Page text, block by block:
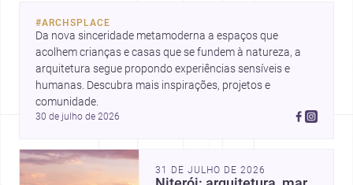
#ARCHSPLACE
Da nova sinceridade metamoderna a espaços que
acolhem crianças e casas que se fundem à natureza, a
arquitetura segue propondo experiências sensíveis e
humanas. Descubra mais inspirações, projetos e
comunidade.
30 de julho de 2026
31 DE JULHO DE 2026